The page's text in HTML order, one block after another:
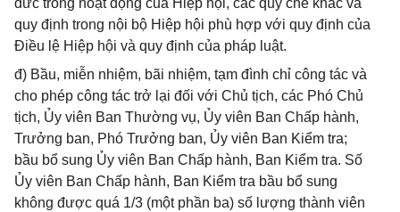
đức trong hoạt động của Hiệp hội, các quy chế khác và
quy định trong nội bộ Hiệp hội phù hợp với quy định của
Điều lệ Hiệp hội và quy định của pháp luật.
đ) Bầu, miễn nhiệm, bãi nhiệm, tạm đình chỉ công tác và
cho phép công tác trở lại đối với Chủ tịch, các Phó Chủ
tịch, Ủy viên Ban Thường vụ, Ủy viên Ban Chấp hành,
Trưởng ban, Phó Trưởng ban, Ủy viên Ban Kiểm tra;
bầu bổ sung Ủy viên Ban Chấp hành, Ban Kiểm tra. Số
Ủy viên Ban Chấp hành, Ban Kiểm tra bầu bổ sung
không được quá 1/3 (một phần ba) số lượng thành viên